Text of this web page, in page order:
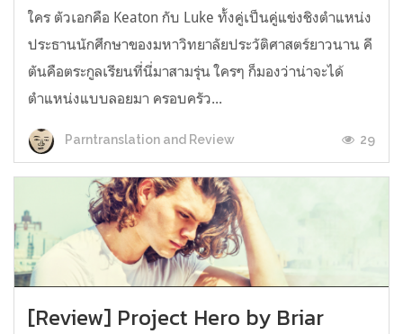
ใคร ตัวเอกคือ Keaton กับ Luke ทั้งคู่เป็นคู่แข่งชิงตำแหน่ง
ประธานนักศึกษาของมหาวิทยาลัยประวัติศาสตร์ยาวนาน คี
ตันคือตระกูลเรียนที่นี่มาสามรุ่น ใครๆ ก็มองว่าน่าจะได้
ตำแหน่งแบบลอยมา ครอบครัว...
Parntranslation and Review 29
[Review] Project Hero by Briar